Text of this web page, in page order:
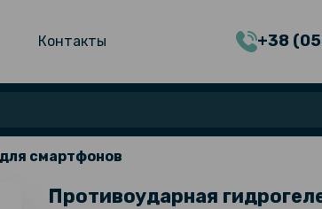
Контакты +38
смартфонов
Противоударная